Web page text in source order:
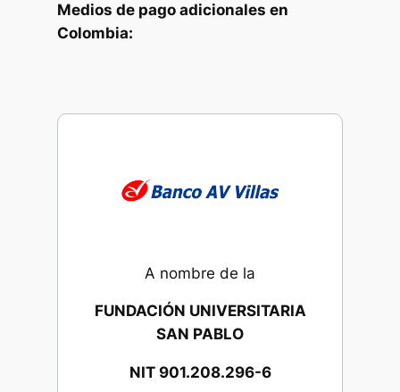
Medios de pago adicionales en
Colombia:
A nombre de la
FUNDACIÓN UNIVERSITARIA
SAN PABLO
NIT 901.208.296-6